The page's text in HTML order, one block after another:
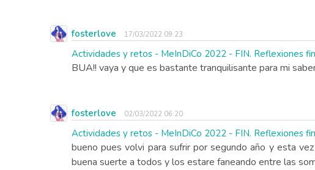
fosterlove 17/03/2022 09:23
Actividades y retos - MeInDiCo 2022 - FIN. Reflexiones
BUA!! vaya y que es bastante tranquilisante para mi
fosterlove 02/03/2022 06:20
Actividades y retos - MeInDiCo 2022 - FIN. Reflexiones
bueno pues volvi para sufrir por segundo año y esta
buena suerte a todos y los estare faneando entre las